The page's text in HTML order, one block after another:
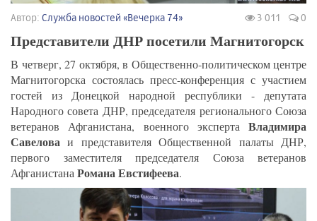
Автор: Служба новостей «Вечерка 74» 3 011 0
Представители ДНР посетили Магнитогорск
В четверг, 27 октября, в Общественно-политическом центре
Магнитогорска состоялась пресс-конференция с участием
гостей из Донецкой народной республики - депутата
Народного совета ДНР, председателя регионального Союза
ветеранов Афганистана, военного эксперта Владимира
Савелова и представителя Общественной палаты ДНР,
первого заместителя председателя Союза ветеранов
АфганистанаРомана Евстифеева.